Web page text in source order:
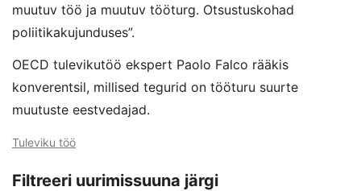
muutuv töö ja muutuv tööturg. Otsustuskohad
poliitikakujunduses”.
OECD tulevikutöö ekspert Paolo Falco rääkis
konverentsil, millised tegurid on tööturu suurte
muutuste eestvedajad.
Tuleviku töö
Filtreeri uurimissuuna järgi